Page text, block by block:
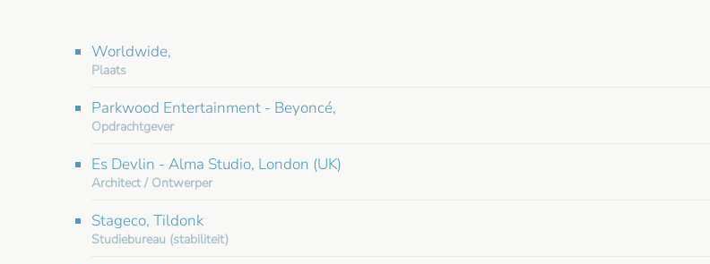
Worldwide,
Plaats
Parkwood Entertainment - Beyoncé,
Opdrachtgever
Es Devlin - Alma Studio, London (UK)
Architect / Ontwerper
Stageco, Tildonk
Studiebureau (stabiliteit)